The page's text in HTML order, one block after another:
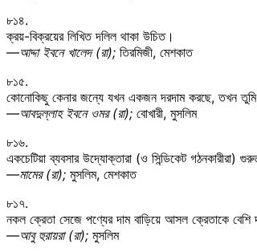
৮১৪.
ক্রয়-বিক্রয়ের লিখিত দলিল থাকা উচিত।
—আদ্দা ইবনে খালেদ (রা); তিরমিজী, মেশকাত
৮১৫.
কোনোকিছু কেনার জন্যে যখন একজন দরদাম করছে, তখন তুমি
—আবদুল্লাহ ইবনে ওমর (রা); বোখারী, মুসলিম
৮১৬.
একচেটিয়া ব্যবসার উদ্যোক্তারা (ও সিন্ডিকেট গঠনকারীরা)
—মামের (রা); মুসলিম, মেশকাত
৮১৭.
নকল ক্রেতা সেজে পণ্যের দাম বাড়িয়ে আসল ক্রেতাকে
—আবু হুরায়রা (রা); মুসলিম